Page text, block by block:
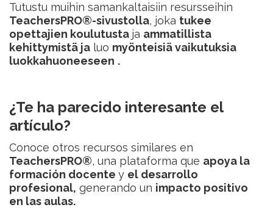
Tutustu muihin samankaltaisiin resursseihin
TeachersPRO®-sivustolla, joka tukee
opettajien koulutusta ja ammatillista
kehittymistä ja luo myönteisiä vaikutuksia
luokkahuoneeseen .
¿Te ha parecido interesante el
artículo?
Conoce otros recursos similares en
TeachersPRO®, una plataforma que apoya la
formación docente y el desarrollo
profesional, generando un impacto positivo
en las aulas.